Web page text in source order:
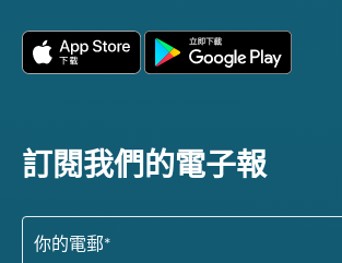
訂閱我們的電子報